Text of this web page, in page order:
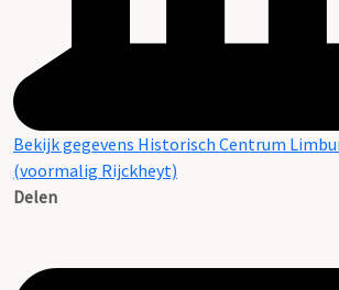
Bekijk gegevens Historisch Centrum
(voormalig Rijckheyt)
Delen